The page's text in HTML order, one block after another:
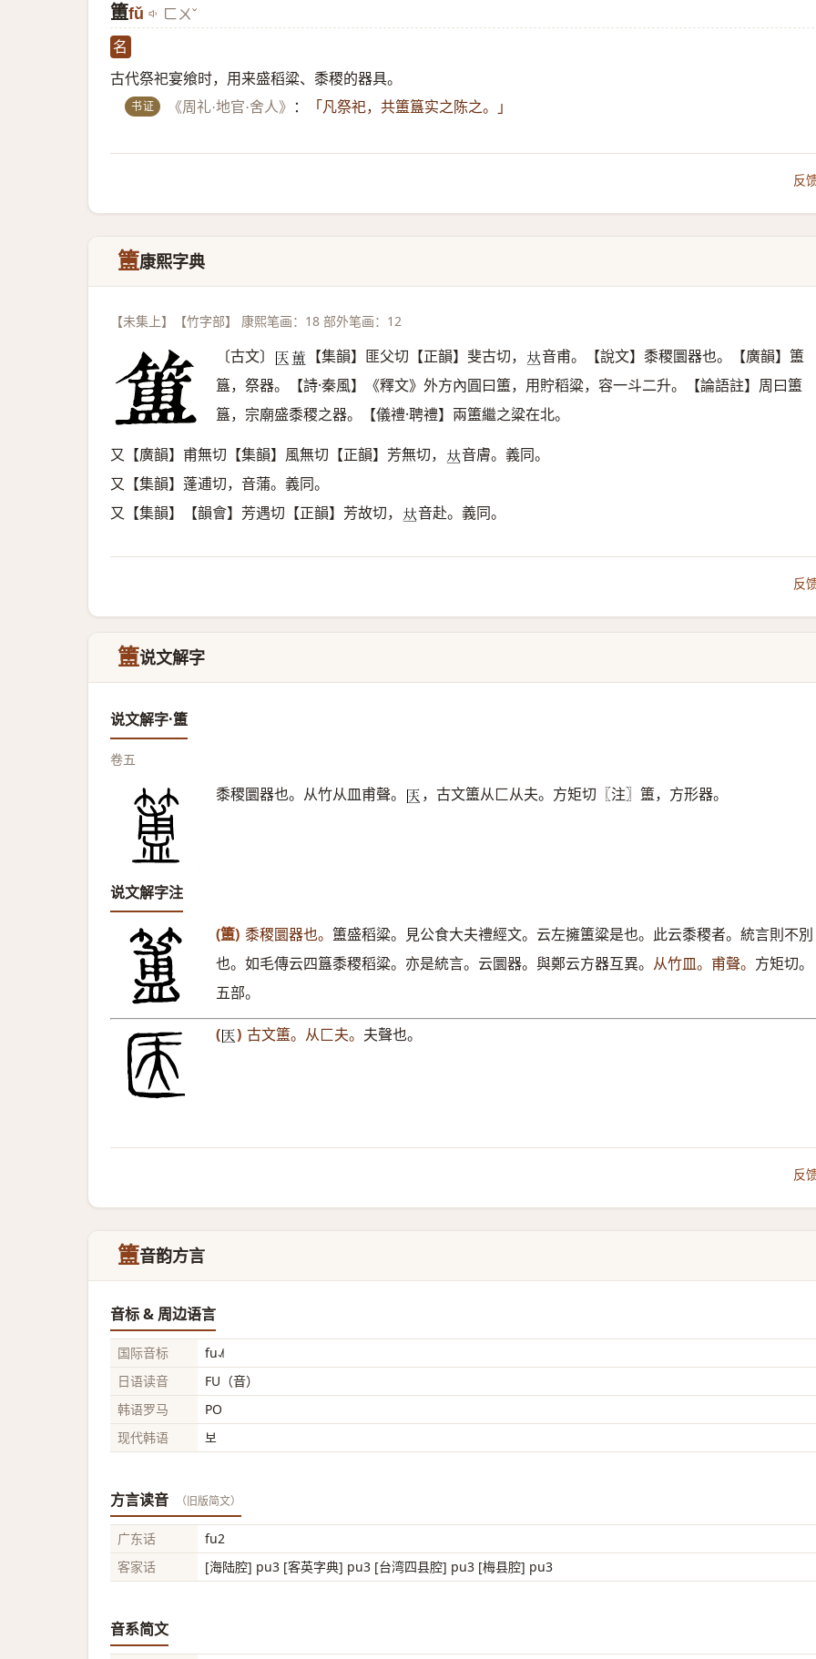
簠fǔ ㄈㄨˇ
名
古代祭祀宴飨时，用来盛稻粱、黍稷的器具。
书证 《周礼·地官·舍人》 ： 「凡祭祀，共簠簋实之陈之。」
反
簠康熙字典
【未集上】【竹字部】 康熙笔画：18 部外笔画：12
〔古文〕 𠤱 𦻌 【集韻】匪父切【正韻】斐古切， 𠀤音甫。【說文】黍稷圜器也。【廣韻】簠
簋，祭器。【詩·秦風】《釋文》外方內圓曰簠，用貯稻粱，容一斗二升。【論語註】周曰簠
簋，宗廟盛黍稷之器。【儀禮·聘禮】兩簠繼之粱在北。
又【廣韻】甫無切【集韻】風無切【正韻】芳無切， 𠀤音膚。義同。
又【集韻】蓬逋切，音蒲。義同。
又【集韻】【韻會】芳遇切【正韻】芳故切， 𠀤音赴。義同。
反
簠说文解字
说文解字·簠
卷五
黍稷圜器也。从竹从皿甫聲。 𠤱 ，古文簠从匚从夫。方矩切〖注〗簠，方形器。
说文解字注
(簠) 黍稷圜器也。 簠盛稻粱。見公食大夫禮經文。云左擁簠粱是也。此云黍稷者。統言則不別
也。如毛傳云四簋黍稷稻粱。亦是統言。云圜器。與鄭云方器互異。 从竹皿。甫聲。 方矩切。
五部。
(𠤱 ) 古文簠。从匚夫。 夫聲也。
反
簠音韵方言
音标 & 周边语言
国际音标
fu˨˩˦
日语读音
FU（音）
韩语罗马
PO
现代韩语
보
方言读音 （旧版简文）
广东话
fu2
客家话
[海陆腔] pu3 [客英字典] pu3 [台湾四县腔] pu3 [梅县腔] pu3
音系简文